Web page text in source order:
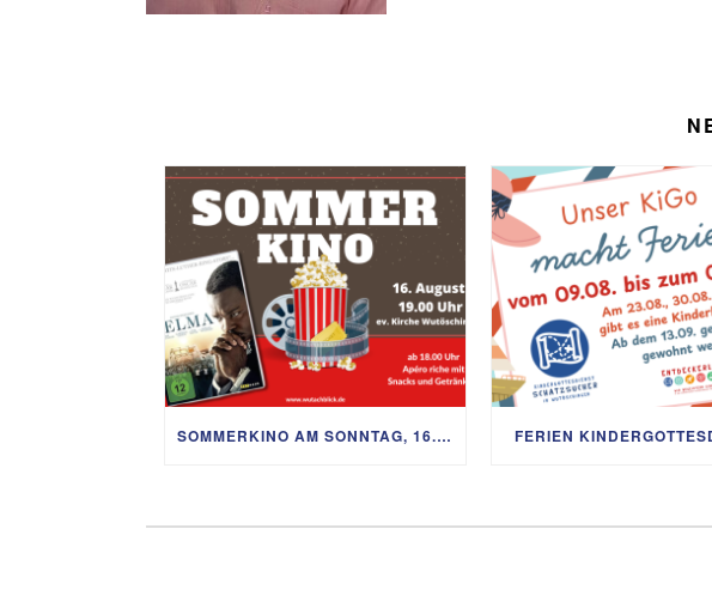
SOMMERKINO AM SONNTAG, 16. AUGUST FERIEN